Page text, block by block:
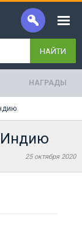
НАЙТИ
НАГРАДЫ
Индию
25 октября 2020